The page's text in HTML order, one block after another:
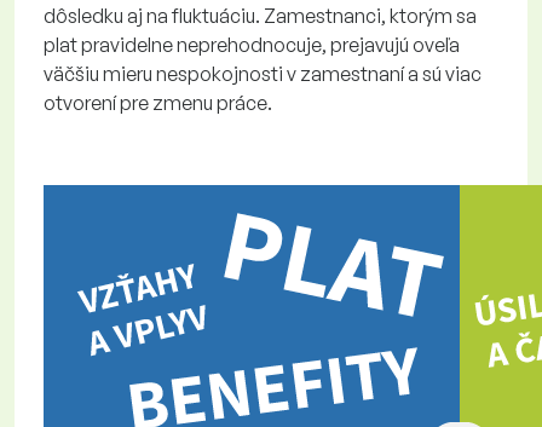
dôsledku aj na fluktuáciu. Zamestnanci, ktorým sa
plat pravidelne neprehodnocuje, prejavujú oveľa
väčšiu mieru nespokojnosti v zamestnaní a sú viac
otvorení pre zmenu práce.